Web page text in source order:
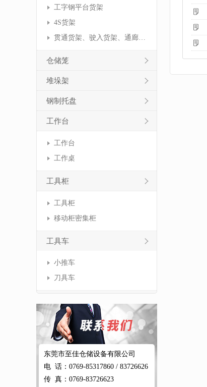
工字钢平台货架
4S货架
贯通货架、驶入货架、通廊货架
仓储笼
堆垛架
钢制托盘
工作台
工作台
工作桌
工具柜
工具柜
移动柜密集柜
工具车
小推车
刀具车
东莞市至佳仓储设备有限公司
电 话：0769-85317860 / 83726626
传 真：0769-83726623